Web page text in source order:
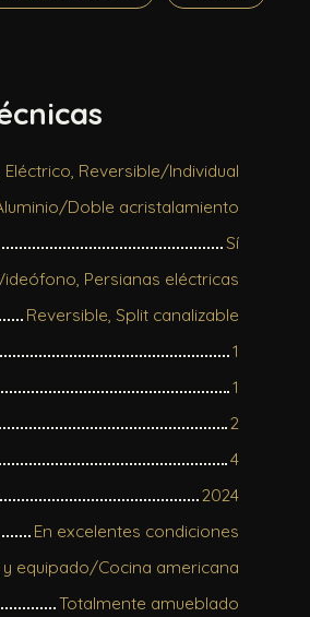
Eléctrico, Reversible/Individual
Doble acristalamiento
Sí
Persianas eléctricas
Reversible, Split canalizable
1
1
2
4
2024
En excelentes condiciones
y equipado/Cocina americana
Totalmente amueblado